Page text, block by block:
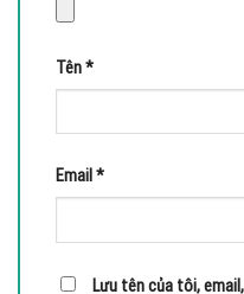
Tên*
Email *
Lưu tên của tôi,